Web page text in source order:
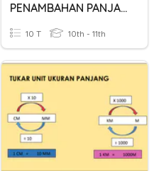
PENAMBAHAN PANJANG
10 T 10th - 11th